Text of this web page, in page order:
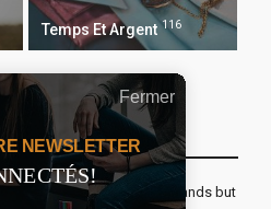
Temps Et Argent 116
Chaque Matin
not in seeking new lands but
Fermer
NEWSLETTER